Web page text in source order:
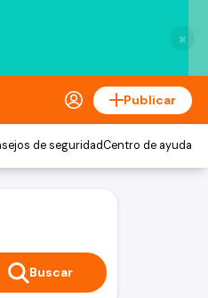
×
Publicar
de seguridadCentro de ayuda
Buscar